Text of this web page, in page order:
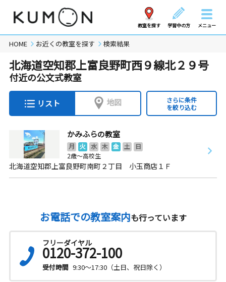
教室を探す 学習中の方 メニュー
HOME お近くの教室を探す 検索結果
北海道空知郡上富良野町西９線北２９号
付近の公文式教室
リスト 地図
さらに条件
を絞り込む
かみふらの教室
月 火 水 木 金 土
日
2歳～高校生
北海道空知郡上富良野町南町２丁目 小玉商店１Ｆ
お電話での教室案内も行っています
フリーダイヤル
0120-372-100
受付時間 9:30～17:30（土日、祝日除く）